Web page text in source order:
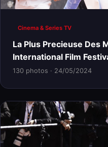
Cinema & Series TV
La Plus Precieuse Des
International Film
130 photos · 24/05/2024